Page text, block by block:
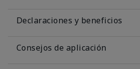
Declaraciones y beneficios
Consejos de aplicación